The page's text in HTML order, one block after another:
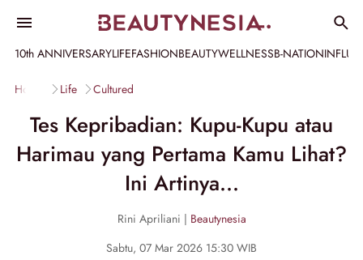
10th ANNIVERSARYLIFEFASHIONBEAUTYWELLNESSB-NATION
Home Life Cultured
Tes Kepribadian: Kupu-Kupu atau
Harimau yang Pertama Kamu Lihat?
Ini Artinya...
Rini Apriliani | Beautynesia
Sabtu, 07 Mar 2026 15:30 WIB